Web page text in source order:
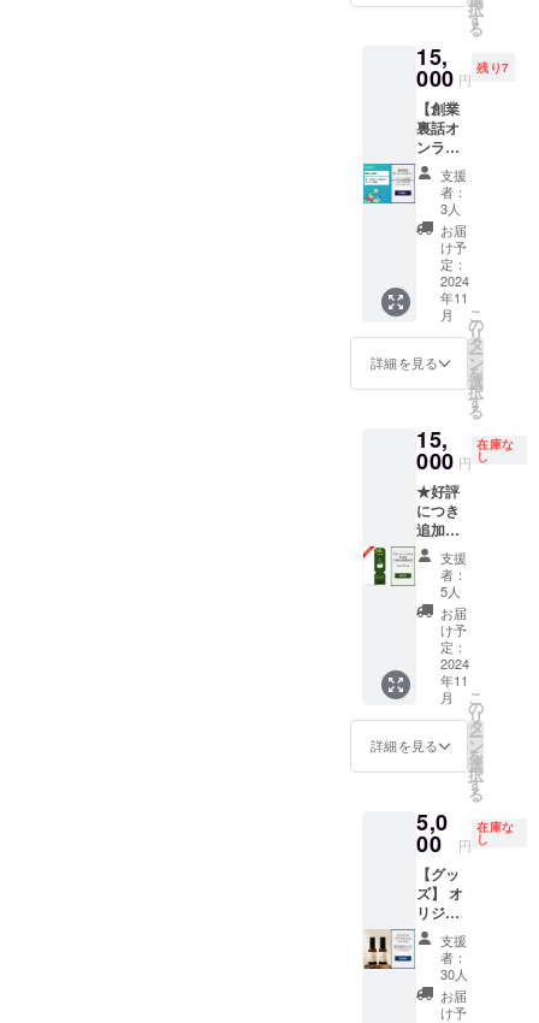
発送し
ます ・
産地：
紀の川
市 ・原
材料：
八朔
（紀の
川市
産）、
砂糖 ・
添加
物：な
し ■桃
ジャム
数：1個
・重
保存方
法：直
射日光
を避け
常温で
保存し
てくだ
さい。
・賞味
期限：
未定で
すが、
余裕を
持って
発送し
産地：
紀の川
材料：
桃（紀
の川市
産）、
砂糖、
レモン
果汁
（和歌
山県
産） ・
添加
前
クネー
ム）を
必ずご
記入く
ださ
い。 ※
本商品
100,000
円のブ
ロンズ
スポン
サーと
同様の
商品で
すが、
リター
りお時
間をい
ただき
く可能
性があ
ること
ご了承
くださ
い。
までの5
掲載方
法：文
字の
み、ロ
ゴ／バ
ナーの
掲載は
不可 ・
掲載サ
イズ：
5cmほ
どの木
製板を
予定 ・
支援
時、必
ず備考
名もし
くはお
名前
（ニッ
クネー
ム）を
ご記入
くださ
い。
名もし
名前
（ニッ
クネー
ム）を
掲載&当
社
Instagr
amにて
スポン
サー名
を記
載。 ま
た、一
棟貸切
宿泊権2
泊分を
ご提
2024年
11月1
日〜
2029年
9月30日
までの5
年間 ・
掲載方
法：文
字の
み、ロ
ゴ／バ
ナーの
掲載は
不可 ・
掲載サ
イズ：
予定 ・
支援
時、備
考欄に
希望さ
れる法
人名も
しくは
お名前
（ニッ
クネー
択
す
る
15,
000 円
残り7
【創業
裏話オ
ンライ
ンセミ
ナー】
旅館業
を創業
するに
あたっ
てのプ
ロセス
や苦労
をまと
めてお
話しす
るオン
セミ
ナーに
ご招待
しま
す。 サ
ラリー
マンと
育児を
両立し
ながら
起業す
る選択
をした
背景、
資金調
達や官
公庁の
面のお
話しを
させて
いただ
きま
す。 ■
セミ
ナー詳
細 時
間：1時
間30分
支援
者：
3人
お届
け予
定：
2024
年11
月
詳細を見る
こ
の
リ
タ
ー
ン
を
選
択
す
る
15,
000 円
在庫な
し
★好評
につき
追加★
2名まで
利用可
【プラ
イベー
トサウ
ナ＆
BBQ日
帰り特
別プラ
ン 3時
間利
用】 日
帰り割
ド
15,000
円分 ・
「log&s
auna 和
-
nagomi,
wakaya
ma- 」
での日
帰りプ
支援
者：
5人
お届
け予
定：
2024
年11
月
詳細を見る
こ
の
リ
タ
ー
ン
を
選
択
す
る
5,0
00 円
在庫な
し
【グッ
ズ】 オ
リジナ
ルのア
ロマオ
イル/バ
スソル
トの
支援
者：
30人
お届
け予